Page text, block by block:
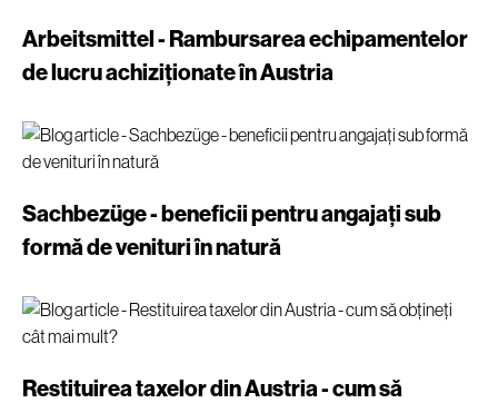
Arbeitsmittel - Rambursarea echipamentelor
de lucru achiziționate în Austria
Sachbezüge - beneficii pentru angajați sub
formă de venituri în natură
Restituirea taxelor din Austria - cum să